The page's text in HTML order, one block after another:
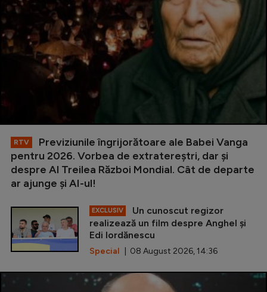
RTV
Previziunile îngrijorătoare ale Babei Vanga
pentru 2026. Vorbea de extratereștri, dar și
despre Al Treilea Război Mondial. Cât de departe
ar ajunge și AI-ul!
EXCLUSIV
Un cunoscut regizor
realizează un film despre Anghel și
Edi Iordănescu
Special | 08 August 2026, 14:36